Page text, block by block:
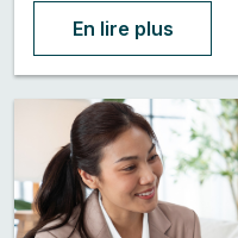
En lire plus